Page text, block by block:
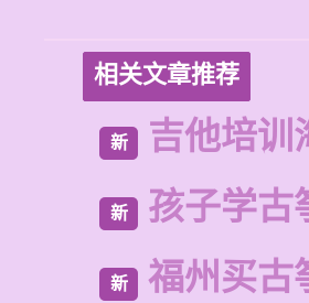
相关文章推荐
新 吉他培训
新 孩子学古
新 福州买古